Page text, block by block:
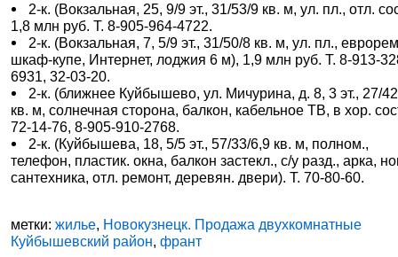
2-к. (Вокзальная, 25, 9/9 эт., 31/53/9 кв. м, ул. пл., отл.
1,8 млн руб. Т. 8-905-964-4722.
2-к. (Вокзальная, 7, 5/9 эт., 31/50/8 кв. м, ул. пл.,
шкаф-купе, Интернет, лоджия 6 м), 1,9 млн руб. Т. 8-913-
6931, 32-03-20.
2-к. (ближнее Куйбышево, ул. Мичурина, д. 8, 3 эт., 27/
кв. м, солнечная сторона, балкон, кабельное ТВ, в хор.
72-14-76, 8-905-910-2768.
2-к. (Куйбышева, 18, 5/5 эт., 57/33/6,9 кв. м, полном.,
телефон, пластик. окна, балкон застекл., с/у разд., арка,
сантехника, отл. ремонт, деревян. двери). Т. 70-80-60.
метки:жилье, Новокузнецк. Продажа двухкомнатные
Куйбышевский район,франт